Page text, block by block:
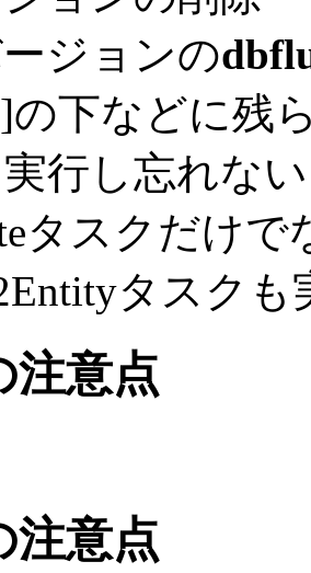
ジョンの
の下などに残
行し忘れな
タスクだけ
タスクも
注意点
注意点